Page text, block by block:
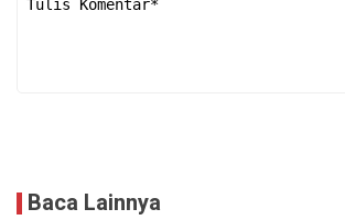
Baca Lainnya